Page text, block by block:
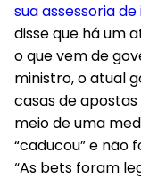
sua assessoria
disse que há um
o que vem de
ministro, o atual
casas de
meio de uma
“caducou” e não
“As bets foram